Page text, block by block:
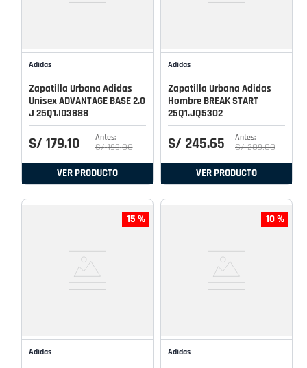
Adidas
Zapatilla Urbana Adidas
Unisex ADVANTAGE BASE 2.0
J 25Q1.ID3888
S/ 179.10 S/ 199.00
VER PRODUCTO
Adidas
Zapatilla Urbana Adidas
Hombre BREAK START
25Q1.JQ5302
S/ 245.65 S/ 289.00
VER PRODUCTO
15 %
Adidas
10 %
Adidas